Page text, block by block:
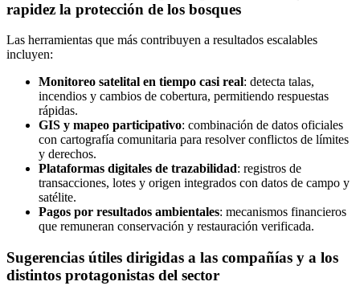
rapidez la protección de los bosques
Las herramientas que más contribuyen a resultados escalables
incluyen:
Monitoreo satelital en tiempo casi real: detecta talas,
incendios y cambios de cobertura, permitiendo respuestas
rápidas.
GIS y mapeo participativo: combinación de datos oficiales
con cartografía comunitaria para resolver conflictos de límites
y derechos.
Plataformas digitales de trazabilidad: registros de
transacciones, lotes y origen integrados con datos de campo y
satélite.
Pagos por resultados ambientales: mecanismos financieros
que remuneran conservación y restauración verificada.
Sugerencias útiles dirigidas a las compañías y a los
distintos protagonistas del sector